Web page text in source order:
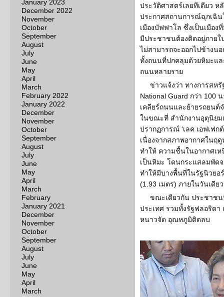
January 2023
December 2022
November
October
September
August
July
June
May
April
March
February 2022
January 2022
December
November
October
September
August
July
June
May
April
March
February
January 2021
December
November
October
September
August
July
June
May
April
March
ประวัติศาสตร์เลยทีเดียว ห
ประกาศสถานการณ์ฉุกเฉิน
เมืองบัฟฟาโล ซึ่งเป็นเมือ
มีประชาชนต้องติดอยู่ภาย
ไม่สามารถจะออกไปข้างน
ทั้งถนนที่ปกคลุมด้วยหิมะแล
ถนนหลายราย
ข่าวแจ้งว่า ทางการสห
National Guard กว่า 100
เคลียร์ถนนและย้ายรถยน
ในขณะที่ สำนักงานอุตุนิยม
ปรากฏการณ์ ‘เลค เอฟเฟก
เนื่องจากสภาพอากาศในฤ
ทำให้ ความชื้นในอากาศเ
เป็นหิมะ โดนกระแสลมพัด
ทำให้มีบางพื้นที่ในรัฐนิวยอ
(1.93 เมตร) ภายในวันเดียว
ขณะเดียวกัน ประชาชน
ประเทศ รวมทั้งรัฐฟลอริด
หนาวจัด อุณหภูมิติดลบ